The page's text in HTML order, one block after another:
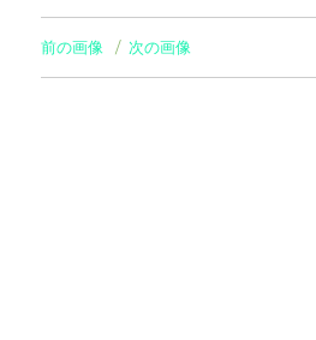
前の画像 次の画像